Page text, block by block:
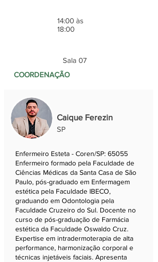
14:00 às
18:00
Sala 07
COORDENAÇÃO
Caique Ferezin
SP
Enfermeiro Esteta - Coren/SP: 65055
Enfermeiro formado pela Faculdade de
Ciências Médicas da Santa Casa de São
Paulo, pós-graduado em Enfermagem
estética pela Faculdade IBECO,
graduando em Odontologia pela
Faculdade Cruzeiro do Sul. Docente no
curso de pós-graduação de Farmácia
estética da Faculdade Oswaldo Cruz.
Expertise em intradermoterapia de alta
performance, harmonização corporal e
técnicas injetáveis faciais. Apresenta